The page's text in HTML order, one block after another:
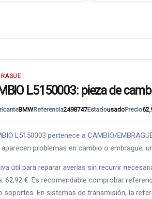
L5150003: pieza de
BMWReferencia2498747EstadousadoPrecio
L5150003 pertenece a CAMBIO/
problemas en cambio o embrague,
útil para reparar averías sin recurrir
62,92 €. Es recomendable comprobar
En sistemas de transmisión, la